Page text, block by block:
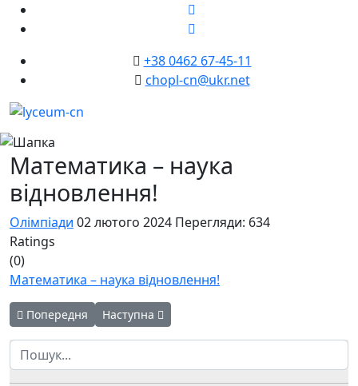
+38 0462 67-45-11
chopl-cn@ukr.net
Математика – наука
відновлення!
Олімпіади 02 лютого 2024 Перегляди: 634
Ratings
(0)
Математика – наука відновлення!
Попередня стаття: Інтелектуальні змагання з ІКТ
Попередня Наступна стаття: Вивчення англійської мови
Наступна
Пошук